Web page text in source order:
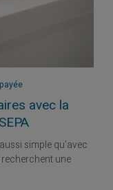
avec la
simple qu'avec
une